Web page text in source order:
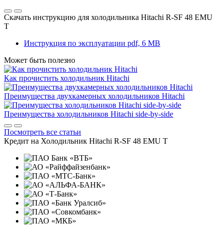
Скачать инструкцию для холодильника Hitachi R-SF 48 EMU
T
Инструкция по эксплуатации pdf, 6 MB
Может быть полезно
Как прочистить холодильник Hitachi
Преимущества двухкамерных холодильников Hitachi
Преимущества холодильников Hitachi side-by-side
Посмотреть все статьи
Кредит на Холодильник Hitachi R-SF 48 EMU T